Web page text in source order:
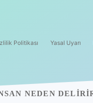
Politikası Yasal Uyarı
NEDEN